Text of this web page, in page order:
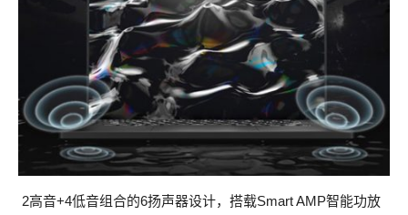
2高音+4低音组合的6扬声器设计，搭载Smart AMP智能功放